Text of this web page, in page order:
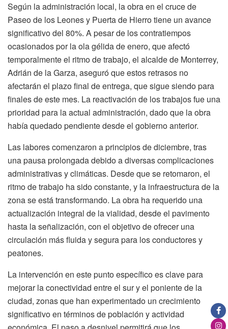
Según la administración local, la obra en el cruce de
Paseo de los Leones y Puerta de Hierro tiene un avance
significativo del 80%. A pesar de los contratiempos
ocasionados por la ola gélida de enero, que afectó
temporalmente el ritmo de trabajo, el alcalde de Monterrey,
Adrián de la Garza, aseguró que estos retrasos no
afectarán el plazo final de entrega, que sigue siendo para
finales de este mes. La reactivación de los trabajos fue una
prioridad para la actual administración, dado que la obra
había quedado pendiente desde el gobierno anterior.
Las labores comenzaron a principios de diciembre, tras
una pausa prolongada debido a diversas complicaciones
administrativas y climáticas. Desde que se retomaron, el
ritmo de trabajo ha sido constante, y la infraestructura de la
zona se está transformando. La obra ha requerido una
actualización integral de la vialidad, desde el pavimento
hasta la señalización, con el objetivo de ofrecer una
circulación más fluida y segura para los conductores y
peatones.
La intervención en este punto específico es clave para
mejorar la conectividad entre el sur y el poniente de la
ciudad, zonas que han experimentado un crecimiento
significativo en términos de población y actividad